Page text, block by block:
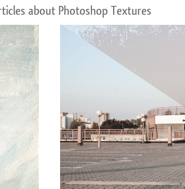
about Photoshop Textures